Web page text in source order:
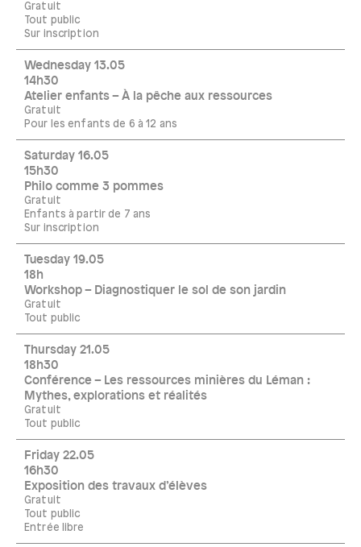
Gratuit
Tout public
Sur inscription
Wednesday 13.05
14h30
Atelier enfants – À la pêche aux ressources
Gratuit
Pour les enfants de 6 à 12 ans
Saturday 16.05
15h30
Philo comme 3 pommes
Gratuit
Enfants à partir de 7 ans
Sur inscription
Tuesday 19.05
18h
Workshop – Diagnostiquer le sol de son jardin
Gratuit
Tout public
Thursday 21.05
18h30
Conférence – Les ressources minières du Léman :
Mythes, explorations et réalités
Gratuit
Tout public
Friday 22.05
16h30
Exposition des travaux d’élèves
Gratuit
Tout public
Entrée libre